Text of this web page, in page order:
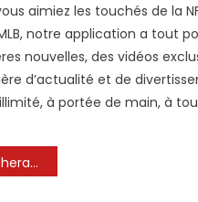
aimiez les touchés de la
notre application a tout
nouvelles, des vidéos
d’actualité et de
à portée de main, à
l’Inter Miami